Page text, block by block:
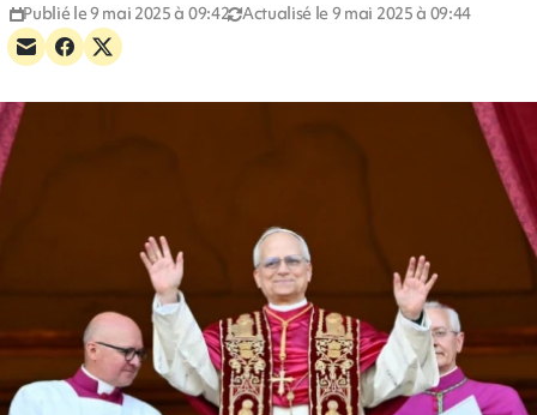
Publié le 9 mai 2025 à 09:42 Actualisé le 9 mai 2025 à 09:44